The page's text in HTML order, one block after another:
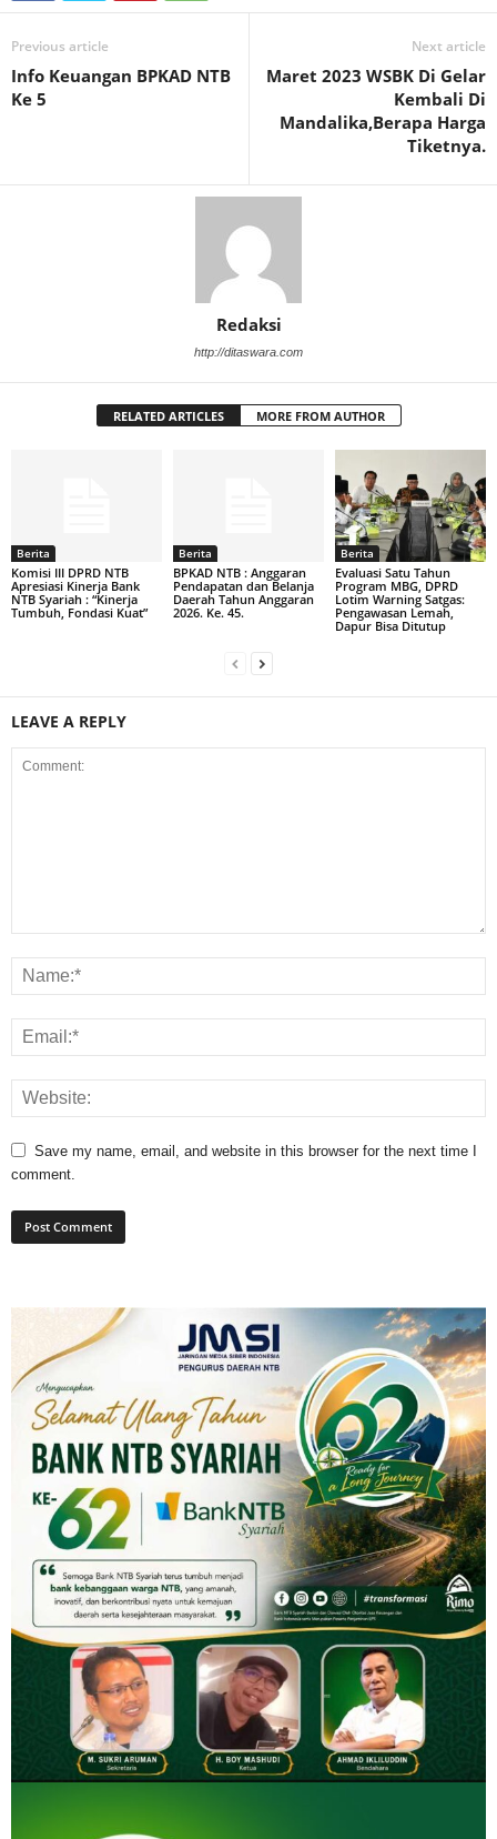
Previous article
Info Keuangan BPKAD NTB
Ke 5
Next article
Maret 2023 WSBK Di Gelar
Kembali Di
Mandalika,Berapa Harga
Tiketnya.
Redaksi
http://ditaswara.com
RELATED ARTICLES MORE FROM AUTHOR
Berita
Komisi III DPRD NTB
Apresiasi Kinerja Bank
NTB Syariah : “Kinerja
Tumbuh, Fondasi Kuat”
Berita
BPKAD NTB : Anggaran
Pendapatan dan Belanja
Daerah Tahun Anggaran
2026. Ke. 45.
Berita
Evaluasi Satu Tahun
Program MBG, DPRD
Lotim Warning Satgas:
Pengawasan Lemah,
Dapur Bisa Ditutup
LEAVE A REPLY
Save my name, email, and website in this browser for the next time I
comment.